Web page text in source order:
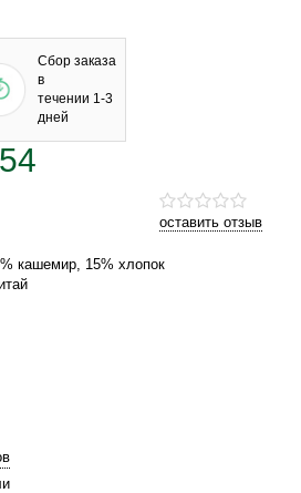
Сбор заказа
в
течении 1-3
дней
оставить отзыв
кашемир, 15% хлопок